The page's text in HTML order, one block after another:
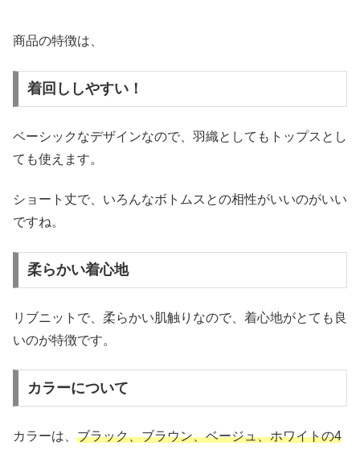
商品の特徴は、
着回ししやすい！
ベーシックなデザインなので、羽織としてもトップスとし
ても使えます。
ショート丈で、いろんなボトムスとの相性がいいのがいい
ですね。
柔らかい着心地
リブニットで、柔らかい肌触りなので、着心地がとても良
いのが特徴です。
カラーについて
カラーは、 ブラック、ブラウン、ベージュ、ホワイトの4